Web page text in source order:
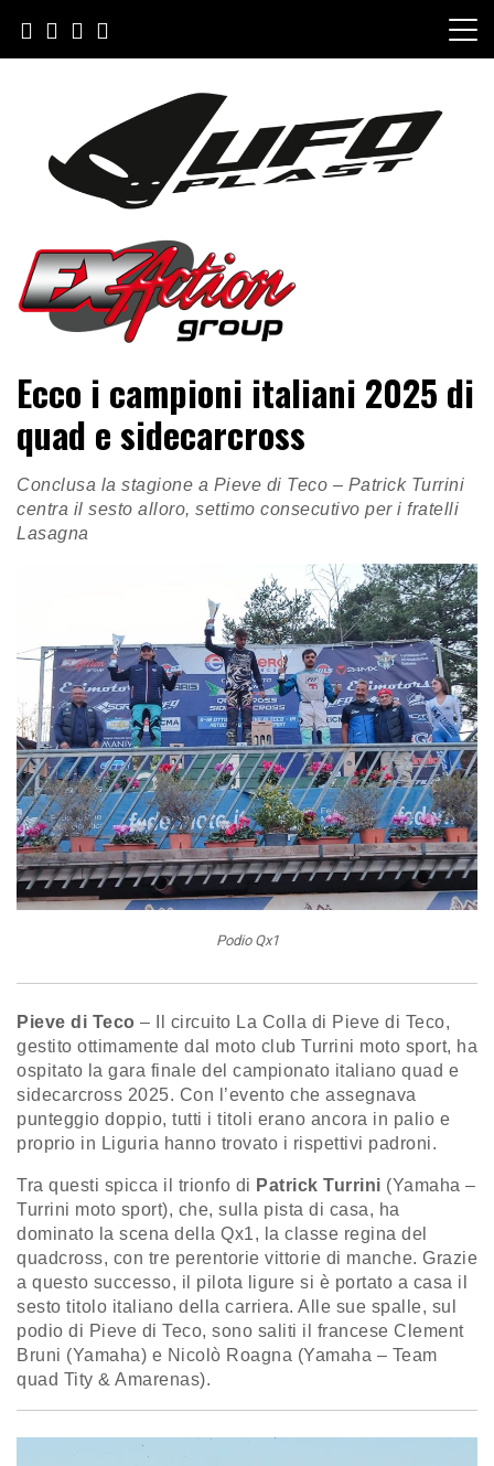
contenuto
FXAction Group
Ecco i campioni italiani 2025 di
quad e sidecarcross
Conclusa la stagione a Pieve di Teco – Patrick Turrini
centra il sesto alloro, settimo consecutivo per i fratelli
Lasagna
Podio Qx1
Pieve di Teco – Il circuito La Colla di Pieve di Teco,
gestito ottimamente dal moto club Turrini moto sport, ha
ospitato la gara finale del campionato italiano quad e
sidecarcross 2025. Con l’evento che assegnava
punteggio doppio, tutti i titoli erano ancora in palio e
proprio in Liguria hanno trovato i rispettivi padroni.
Tra questi spicca il trionfo di Patrick Turrini (Yamaha –
Turrini moto sport), che, sulla pista di casa, ha
dominato la scena della Qx1, la classe regina del
quadcross, con tre perentorie vittorie di manche. Grazie
a questo successo, il pilota ligure si è portato a casa il
sesto titolo italiano della carriera. Alle sue spalle, sul
podio di Pieve di Teco, sono saliti il francese Clement
Bruni (Yamaha) e Nicolò Roagna (Yamaha – Team
quad Tity & Amarenas).